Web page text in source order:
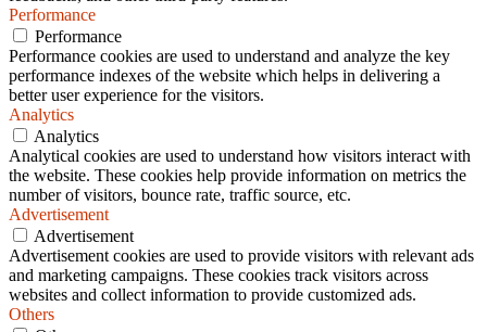
Performance
Performance
Performance cookies are used to understand and analyze the key
performance indexes of the website which helps in delivering a
better user experience for the visitors.
Analytics
Analytics
Analytical cookies are used to understand how visitors interact with
the website. These cookies help provide information on metrics the
number of visitors, bounce rate, traffic source, etc.
Advertisement
Advertisement
Advertisement cookies are used to provide visitors with relevant ads
and marketing campaigns. These cookies track visitors across
websites and collect information to provide customized ads.
Others